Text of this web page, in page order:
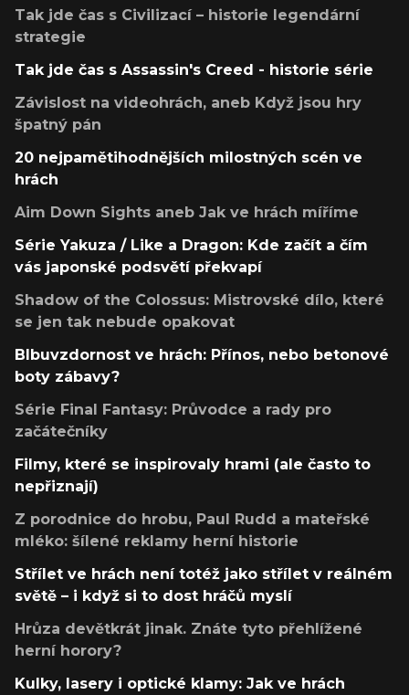
Tak jde čas s Civilizací – historie legendární
strategie
Tak jde čas s Assassin's Creed - historie série
Závislost na videohrách, aneb Když jsou hry
špatný pán
20 nejpamětihodnějších milostných scén ve
hrách
Aim Down Sights aneb Jak ve hrách míříme
Série Yakuza / Like a Dragon: Kde začít a čím
vás japonské podsvětí překvapí
Shadow of the Colossus: Mistrovské dílo, které
se jen tak nebude opakovat
Blbuvzdornost ve hrách: Přínos, nebo betonové
boty zábavy?
Série Final Fantasy: Průvodce a rady pro
začátečníky
Filmy, které se inspirovaly hrami (ale často to
nepřiznají)
Z porodnice do hrobu, Paul Rudd a mateřské
mléko: šílené reklamy herní historie
Střílet ve hrách není totéž jako střílet v reálném
světě – i když si to dost hráčů myslí
Hrůza devětkrát jinak. Znáte tyto přehlížené
herní horory?
Kulky, lasery i optické klamy: Jak ve hrách